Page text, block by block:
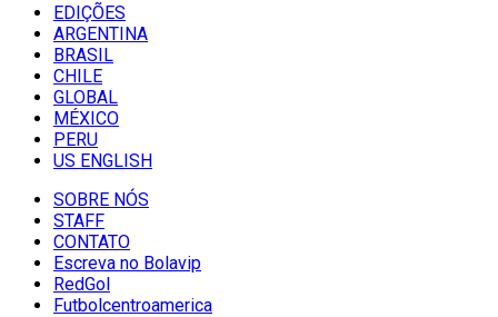
EDIÇÕES
ARGENTINA
BRASIL
CHILE
GLOBAL
MÉXICO
PERU
US ENGLISH
SOBRE NÓS
STAFF
CONTATO
Escreva no Bolavip
RedGol
Futbolcentroamerica